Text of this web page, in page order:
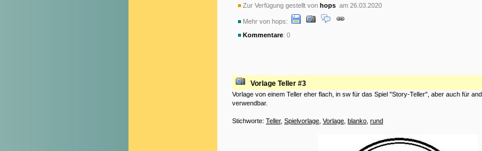
Zur Verfügung gestellt von hops am 26.03.2020
Mehr von hops:
Kommentare: 0
Vorlage Teller #3
Vorlage von einem Teller eher flach, in sw für das Spiel "Story-Teller", aber auch für
verwendbar.
Stichworte: Teller, Spielvorlage Vorlage blanko rund